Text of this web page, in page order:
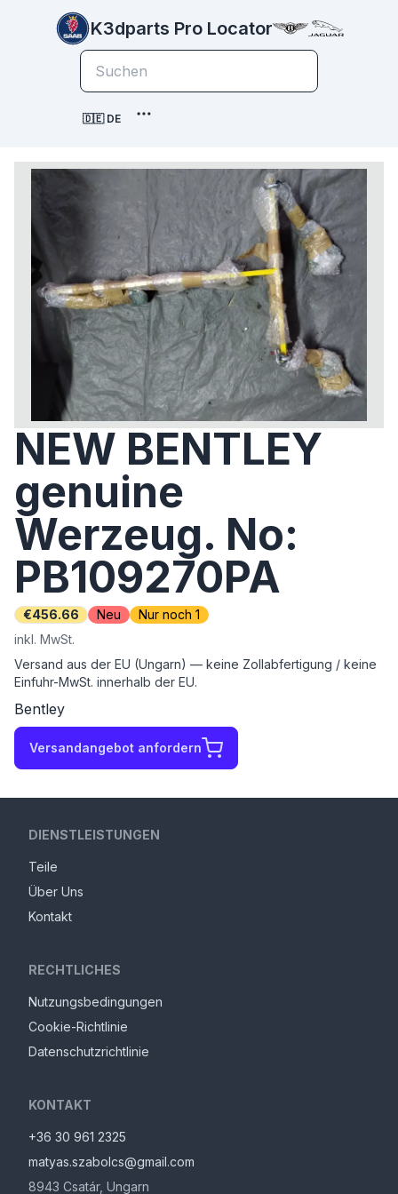
K3dparts Pro Locator
🇩🇪 DE
NEW BENTLEY
genuine
Werzeug. No:
PB109270PA
€456.66 Neu
Nur noch 1
inkl. MwSt.
Versand aus der EU (Ungarn) — keine Zollabfertigung / keine
Einfuhr-MwSt. innerhalb der EU.
Bentley
Versandangebot anfordern
DIENSTLEISTUNGEN
Teile
Über Uns
Kontakt
RECHTLICHES
Nutzungsbedingungen
Cookie-Richtlinie
Datenschutzrichtlinie
KONTAKT
+36 30 961 2325
matyas.szabolcs@gmail.com
8943 Csatár, Ungarn